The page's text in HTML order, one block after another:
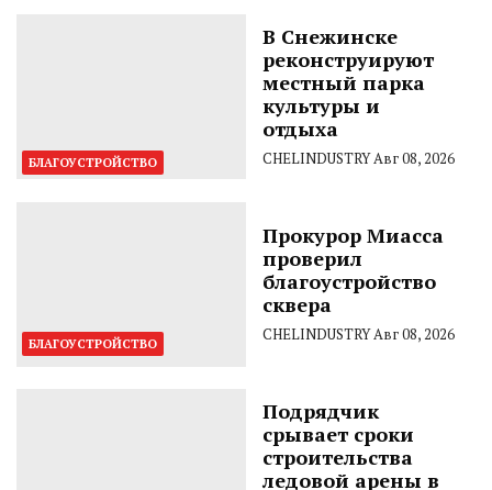
БЛАГОУСТРОЙСТВО
В Снежинске
реконструируют
местный парка
культуры и
отдыха
CHELINDUSTRYАвг 08, 2026
БЛАГОУСТРОЙСТВО
Прокурор Миасса
проверил
благоустройство
сквера
CHELINDUSTRYАвг 08, 2026
Подрядчик
срывает сроки
строительства
ледовой арены в